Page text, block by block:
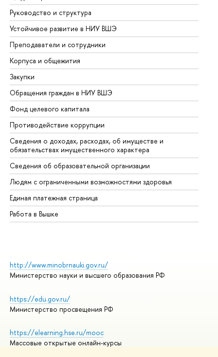
Руководство и структура
Устойчивое развитие в НИУ ВШЭ
Преподаватели и сотрудники
Корпуса и общежития
Закупки
Обращения граждан в НИУ ВШЭ
Фонд целевого капитала
Противодействие коррупции
Сведения о доходах, расходах, об имуществе и
обязательствах имущественного характера
Сведения об образовательной организации
Людям с ограниченными возможностями здоровья
Единая платежная страница
Работа в Вышке
http://www.minobrnauki.gov.ru/
Министерство науки и высшего образования РФ
https://edu.gov.ru/
Министерство просвещения РФ
https://elearning.hse.ru/mooc
Массовые открытые онлайн-курсы